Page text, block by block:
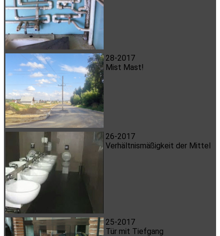
28-2017
Mist Mast!
26-2017
Verhältnismäßigkeit der Mittel
25-2017
Tür mit Tiefgang